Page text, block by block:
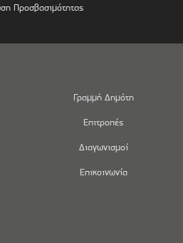
Προσβασιμότητας
Γραμμή Δημότη
Επιτροπές
Διαγωνισμοί
Επικοινωνία